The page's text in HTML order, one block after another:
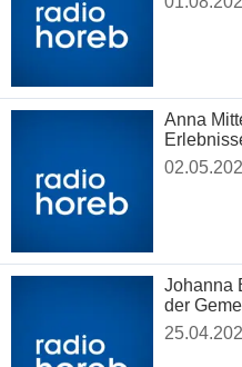
Anna
Johanna
der
"Offenes